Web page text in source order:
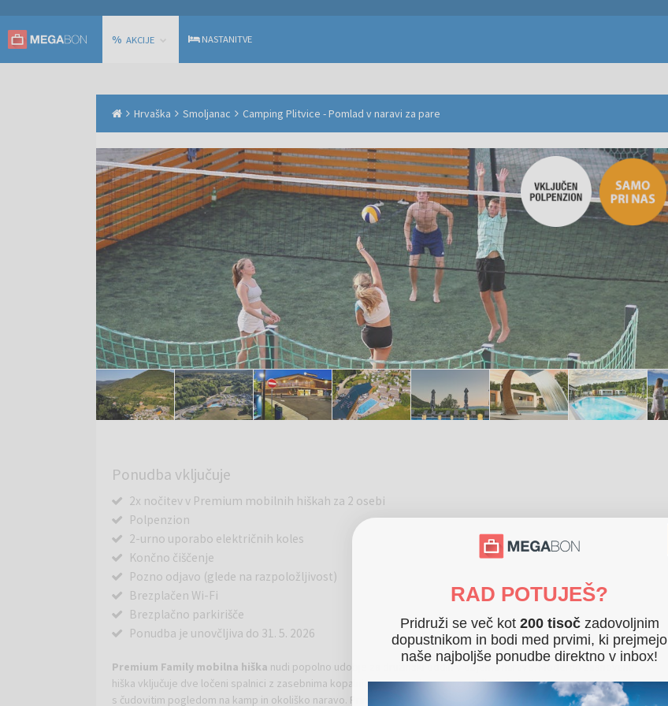
% AKCIJE NASTANITVE
Hrvaška Smoljanac Camping Plitvice - Pomlad v naravi za pare
Ponudba vključuje
2x nočitev v Premium mobilnih hiškah za 2 osebi
Polpenzion
2-urno uporabo električnih koles
Končno čiščenje
Pozno odjavo (glede na razpoložljivost)
Brezplačen Wi-Fi
Brezplačno parkirišče
Ponudba je unovčljiva do 31. 5. 2026
Premium Family mobilna hiška nudi popolno udobje za družinski oddih v objemu narave. Moderno zasnovana
hiška vključuje dve ločeni spalnici z zasebnima kopalnicama, popolnoma opremljeno kuhinjo ter prostorno teraso
s čudovitim pogledom na kamp in okoliško naravo. Primerna je za bivanje do 6 oseb in predstavlja idealno izbiro
RAD POTUJEŠ?
Pridruži se več kot 200 tisoč zadovoljnim
dopustnikom in bodi med prvimi, ki prejmejo
naše najboljše ponudbe direktno v inbox!